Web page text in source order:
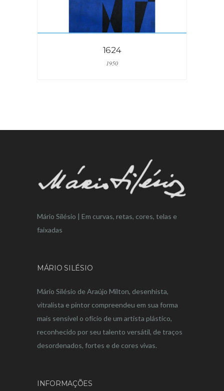
1624
1950
Mário Silésio | Em curvas, retas, cores, telas e
faixadas
MÁRIO SILÉSIO
Mário Silésio de Araújo Milton, desenhista,
vitralista e pintor compreendeu em sua forma
mais sensível o ofício de um artista plástico,
reconhecido por seu talento versátil, de traços
desordenados, fortes e de cores vivas.
INFORMAÇÕES